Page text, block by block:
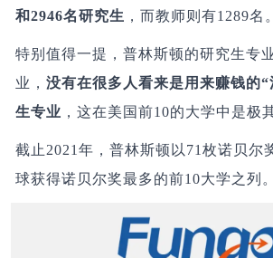
和2946名研究生 ，而教师则有1289名
特别值得一提，普林斯顿的研究生专
业， 没有在很多人看来是用来赚钱的
生专业 ，这在美国前10的大学中是极
截止2021年，普林斯顿以71枚诺贝尔
球获得诺贝尔奖最多的前10大学之列。